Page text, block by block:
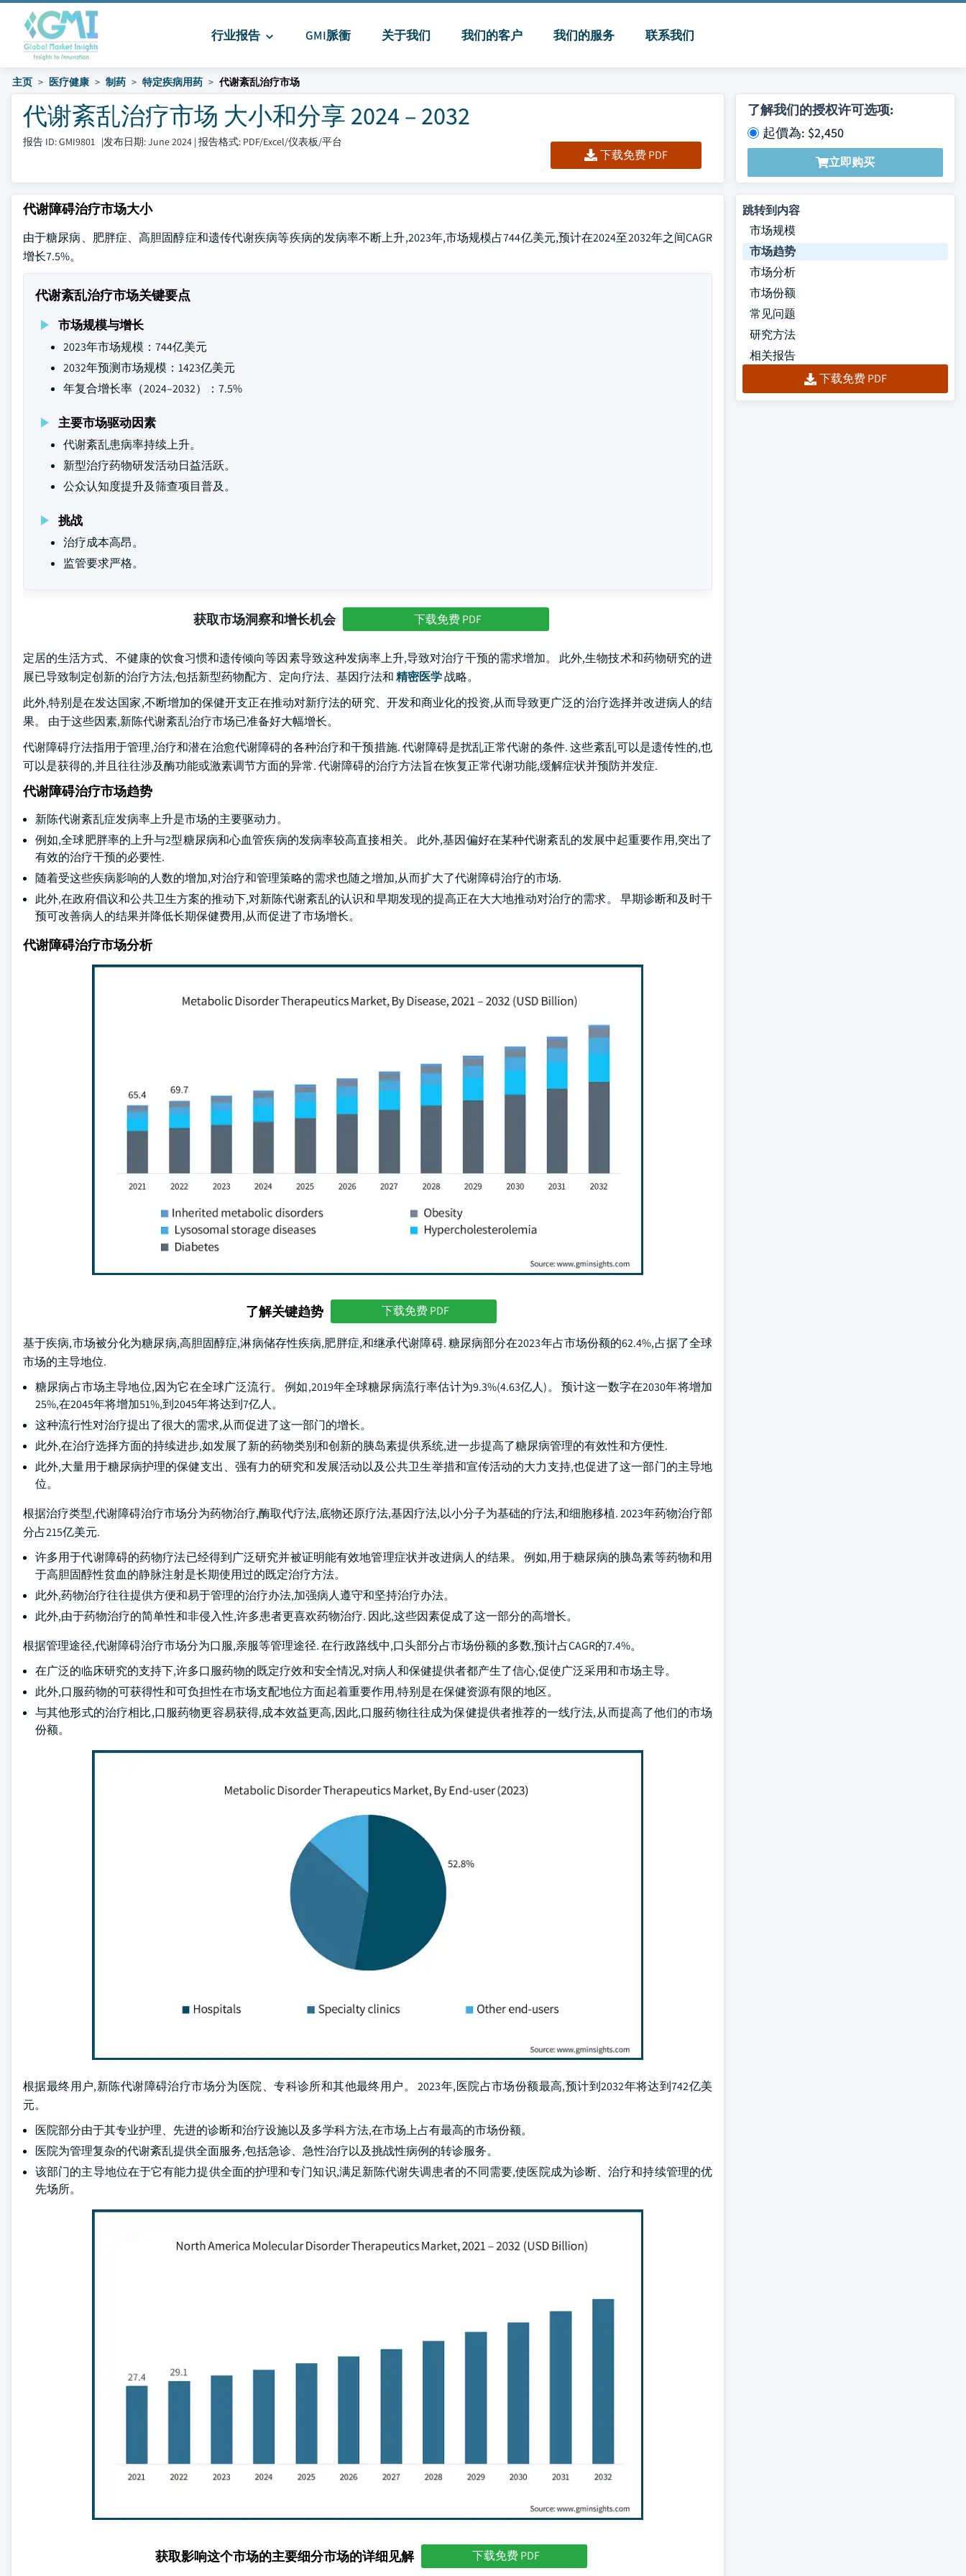
行业报告 GMI脈衝 关于我们 我们的客户 我们的服务 联系我们
主页 医疗健康 制药 特定疾病用药 代谢紊乱治疗市场
代谢紊乱治疗市场 大小和分享 2024 – 2032
报告 ID: GMI9801 |发布日期: June 2024 | 报告格式: PDF/Excel/仪表板/平台
下载免费 PDF
了解我们的授权许可选项:
起價為: $2,450
立即购买
代谢障碍治疗市场大小
由于糖尿病、肥胖症、高胆固醇症和遗传代谢疾病等疾病的发病率不断上升,2023年,市场规模占744亿美元,预计在2024至2032年之间CAGR
增长7.5%。
代谢紊乱治疗市场关键要点
市场规模与增长
2023年市场规模：744亿美元
2032年预测市场规模：1423亿美元
年复合增长率（2024–2032）：7.5%
主要市场驱动因素
代谢紊乱患病率持续上升。
新型治疗药物研发活动日益活跃。
公众认知度提升及筛查项目普及。
挑战
治疗成本高昂。
监管要求严格。
获取市场洞察和增长机会 下载免费 PDF
定居的生活方式、不健康的饮食习惯和遗传倾向等因素导致这种发病率上升,导致对治疗干预的需求增加。 此外,生物技术和药物研究的进
展已导致制定创新的治疗方法,包括新型药物配方、定向疗法、基因疗法和精密医学战略。
此外,特别是在发达国家,不断增加的保健开支正在推动对新疗法的研究、开发和商业化的投资,从而导致更广泛的治疗选择并改进病人的结
果。 由于这些因素,新陈代谢紊乱治疗市场已准备好大幅增长。
代谢障碍疗法指用于管理,治疗和潜在治愈代谢障碍的各种治疗和干预措施. 代谢障碍是扰乱正常代谢的条件. 这些紊乱可以是遗传性的,也
可以是获得的,并且往往涉及酶功能或激素调节方面的异常. 代谢障碍的治疗方法旨在恢复正常代谢功能,缓解症状并预防并发症.
代谢障碍治疗市场趋势
新陈代谢紊乱症发病率上升是市场的主要驱动力。
例如,全球肥胖率的上升与2型糖尿病和心血管疾病的发病率较高直接相关。 此外,基因偏好在某种代谢紊乱的发展中起重要作用,突出了
有效的治疗干预的必要性.
随着受这些疾病影响的人数的增加,对治疗和管理策略的需求也随之增加,从而扩大了代谢障碍治疗的市场.
此外,在政府倡议和公共卫生方案的推动下,对新陈代谢紊乱的认识和早期发现的提高正在大大地推动对治疗的需求。 早期诊断和及时干
预可改善病人的结果并降低长期保健费用,从而促进了市场增长。
代谢障碍治疗市场分析
了解关键趋势 下载免费 PDF
基于疾病,市场被分化为糖尿病,高胆固醇症,淋病储存性疾病,肥胖症,和继承代谢障碍. 糖尿病部分在2023年占市场份额的62.4%,占据了全球
市场的主导地位.
糖尿病占市场主导地位,因为它在全球广泛流行。 例如,2019年全球糖尿病流行率估计为9.3%(4.63亿人)。 预计这一数字在2030年将增加
25%,在2045年将增加51%,到2045年将达到7亿人。
这种流行性对治疗提出了很大的需求,从而促进了这一部门的增长。
此外,在治疗选择方面的持续进步,如发展了新的药物类别和创新的胰岛素提供系统,进一步提高了糖尿病管理的有效性和方便性.
此外,大量用于糖尿病护理的保健支出、强有力的研究和发展活动以及公共卫生举措和宣传活动的大力支持,也促进了这一部门的主导地
位。
根据治疗类型,代谢障碍治疗市场分为药物治疗,酶取代疗法,底物还原疗法,基因疗法,以小分子为基础的疗法,和细胞移植. 2023年药物治疗部
分占215亿美元.
许多用于代谢障碍的药物疗法已经得到广泛研究并被证明能有效地管理症状并改进病人的结果。 例如,用于糖尿病的胰岛素等药物和用
于高胆固醇性贫血的静脉注射是长期使用过的既定治疗方法。
此外,药物治疗往往提供方便和易于管理的治疗办法,加强病人遵守和坚持治疗办法。
此外,由于药物治疗的简单性和非侵入性,许多患者更喜欢药物治疗. 因此,这些因素促成了这一部分的高增长。
根据管理途径,代谢障碍治疗市场分为口服,亲服等管理途径. 在行政路线中,口头部分占市场份额的多数,预计占CAGR的7.4%。
在广泛的临床研究的支持下,许多口服药物的既定疗效和安全情况,对病人和保健提供者都产生了信心,促使广泛采用和市场主导。
此外,口服药物的可获得性和可负担性在市场支配地位方面起着重要作用,特别是在保健资源有限的地区。
与其他形式的治疗相比,口服药物更容易获得,成本效益更高,因此,口服药物往往成为保健提供者推荐的一线疗法,从而提高了他们的市场
份额。
根据最终用户,新陈代谢障碍治疗市场分为医院、专科诊所和其他最终用户。 2023年,医院占市场份额最高,预计到2032年将达到742亿美
元。
医院部分由于其专业护理、先进的诊断和治疗设施以及多学科方法,在市场上占有最高的市场份额。
医院为管理复杂的代谢紊乱提供全面服务,包括急诊、急性治疗以及挑战性病例的转诊服务。
该部门的主导地位在于它有能力提供全面的护理和专门知识,满足新陈代谢失调患者的不同需要,使医院成为诊断、治疗和持续管理的优
先场所。
获取影响这个市场的主要细分市场的详细见解 下载免费 PDF
跳转到内容
市场规模
市场趋势
市场分析
市场份额
常见问题
研究方法
相关报告
下载免费 PDF